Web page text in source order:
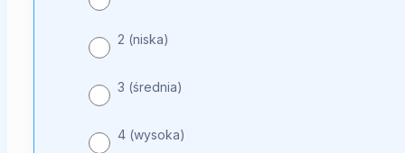
2 (niska)
3 (średnia)
4 (wysoka)